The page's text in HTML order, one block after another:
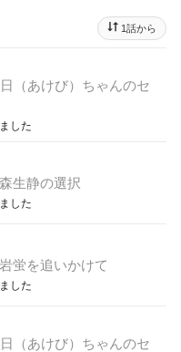
1話から
（あけび）ちゃんのセ
した
生静の選択
した
蛍を追いかけて
した
（あけび）ちゃんのセ